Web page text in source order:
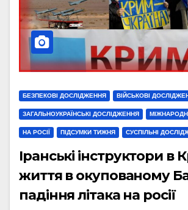
БЕЗПЕКОВІ ДОСЛІДЖЕННЯ ВІЙСЬКОВІ
ЗАГАЛЬНОУКРАЇНСЬКІ ДОСЛІДЖЕННЯ
НА РОСІЇ ПІДСУМКИ ТИЖНЯ СУСПІЛЬНІ
Іранські інструктори в
життя в окупованому
падіння літака на росії